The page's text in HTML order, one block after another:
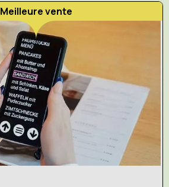
Meilleure vente